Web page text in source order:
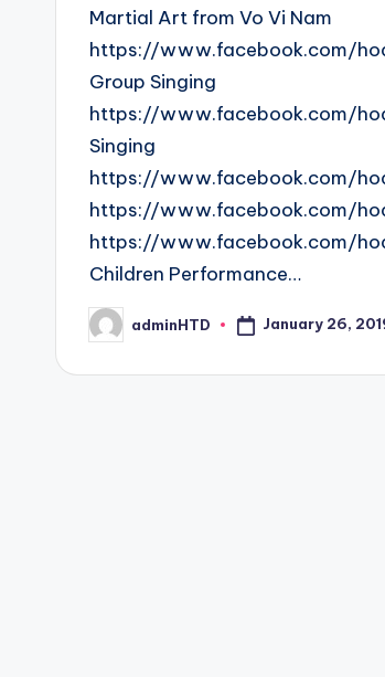
Martial Art from Vo Vi Nam
https://www.facebook.com/
Group Singing
https://www.facebook.com/
Singing
https://www.facebook.com/
https://www.facebook.com/
https://www.facebook.com/
Children Performance…
Posted
by
adminHTD January 26,